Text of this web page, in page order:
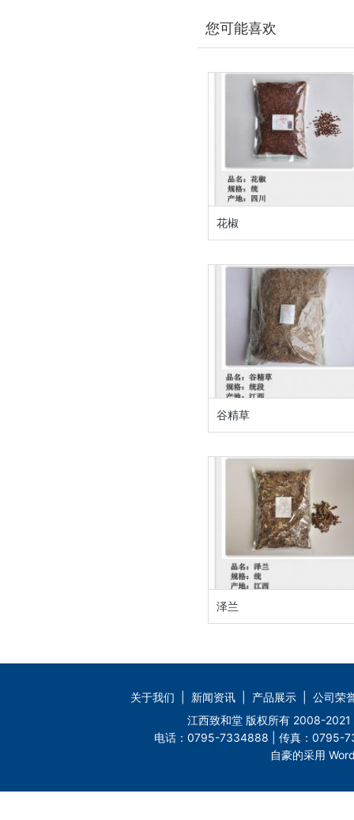
您可能喜欢
花椒
谷精草
泽兰
关于我们 新闻资讯 产品展示
公司荣
江西致和堂 版权所有 2008-
电话：0795-7334888 | 传真：0795-
自豪的采用